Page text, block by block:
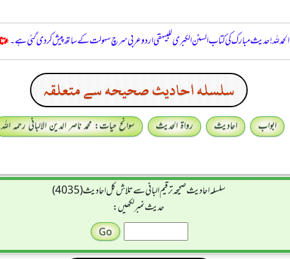
الحمدللہ! حدیث مبارک کی کتاب السنن الكبرى للبيهقي اردو عربی سرچ سہولت کے ساتھ پیش کر دی گئی ہے۔
سلسله احاديث صحيحه سے متعلقہ
ابواب احادیث رواۃ الحدیث
سوانح حیات: محمد ناصر الدین الالبانی رحمہ اللہ
سلسله احاديث صحيحه ترقیم البانی سے تلاش کل احادیث (4035)
حدیث نمبر لکھیں: